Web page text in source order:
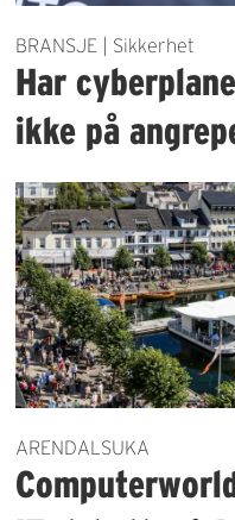
BRANSJE | Sikkerhet
Har
ikke på
ARENDALSUKA